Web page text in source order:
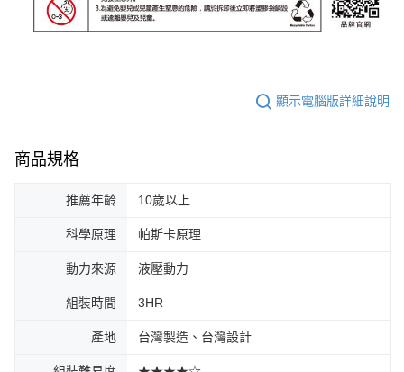
顯示電腦版詳細說明
商品規格
推薦年齡 10歲以上
科學原理 帕斯卡原理
動力來源 液壓動力
組裝時間 3HR
產地 台灣製造、台灣設計